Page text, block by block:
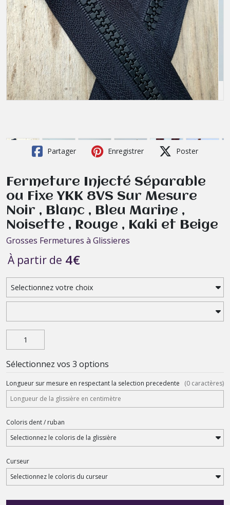
Partager Enregistrer Poster
Fermeture Injecté Séparable
ou Fixe YKK 8VS Sur Mesure
Noir , Blanc , Bleu Marine ,
Noisette , Rouge , Kaki et Beige
Grosses Fermetures à Glissieres
À partir de 4€
Sélectionnez vos 3 options
Longueur sur mesure en respectant la selection precedente (0 caractères)
Coloris dent / ruban
Curseur